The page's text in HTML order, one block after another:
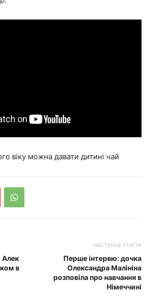
віку можна давати дитині чай
Алек
в
наступна стаття
Перше інтервю: дочка
Олександра Малініна
розповіла про навчання в
Німеччині